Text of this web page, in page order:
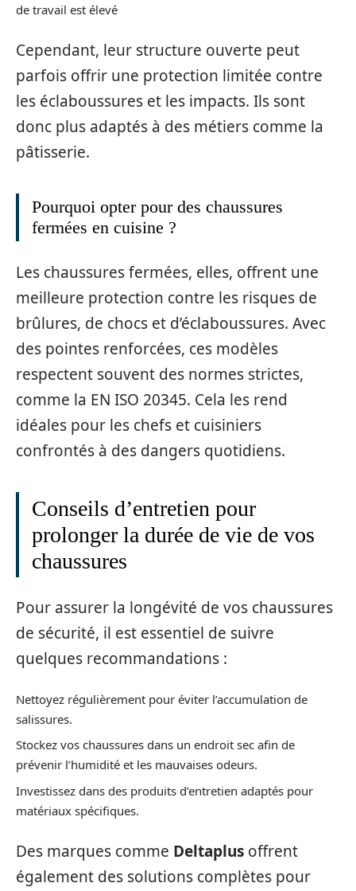
de travail est élevé
Cependant, leur structure ouverte peut
parfois offrir une protection limitée contre
les éclaboussures et les impacts. Ils sont
donc plus adaptés à des métiers comme la
pâtisserie.
Pourquoi opter pour des chaussures
fermées en cuisine ?
Les chaussures fermées, elles, offrent une
meilleure protection contre les risques de
brûlures, de chocs et d’éclaboussures. Avec
des pointes renforcées, ces modèles
respectent souvent des normes strictes,
comme la EN ISO 20345. Cela les rend
idéales pour les chefs et cuisiniers
confrontés à des dangers quotidiens.
Conseils d’entretien pour
prolonger la durée de vie de vos
chaussures
Pour assurer la longévité de vos chaussures
de sécurité, il est essentiel de suivre
quelques recommandations :
Nettoyez régulièrement pour éviter l’accumulation de
salissures.
Stockez vos chaussures dans un endroit sec afin de
prévenir l’humidité et les mauvaises odeurs.
Investissez dans des produits d’entretien adaptés pour
matériaux spécifiques.
Des marques comme Deltaplus offrent
également des solutions complètes pour